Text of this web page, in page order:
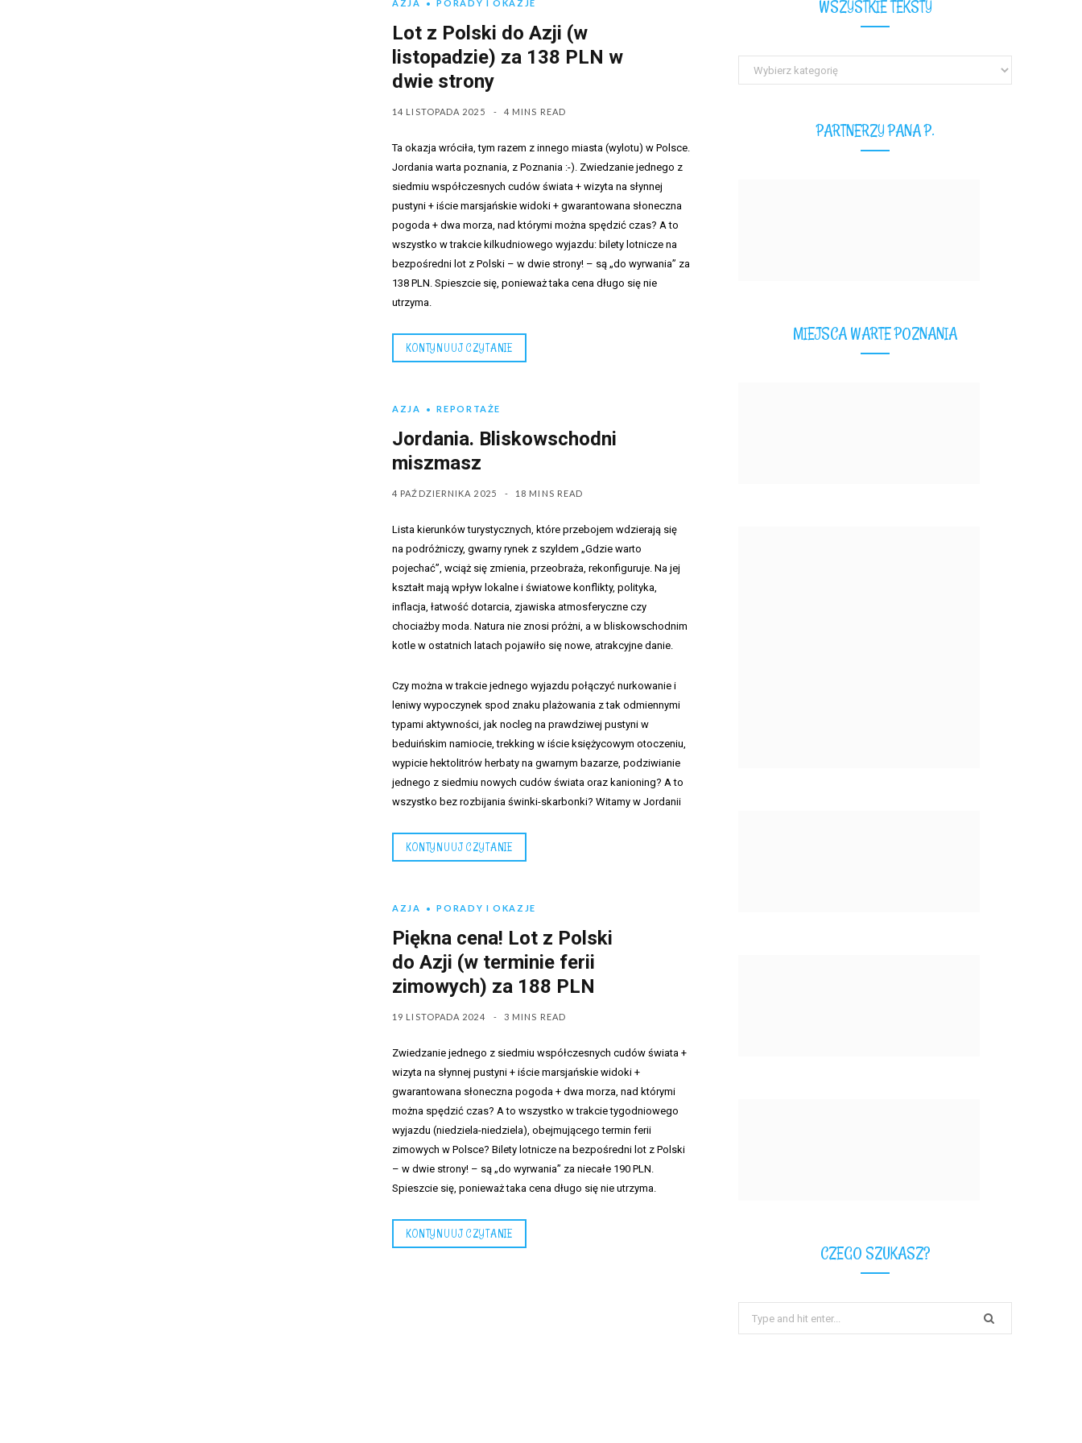
AZJA PORADY I OKAZJE
Lot z Polski do Azji (w
listopadzie) za 138 PLN w
dwie strony
14 LISTOPADA 2025 4 MINS READ
Ta okazja wróciła, tym razem z innego miasta (wylotu) w Polsce.
Jordania warta poznania, z Poznania :-). Zwiedzanie jednego z
siedmiu współczesnych cudów świata + wizyta na słynnej
pustyni + iście marsjańskie widoki + gwarantowana słoneczna
pogoda + dwa morza, nad którymi można spędzić czas? A to
wszystko w trakcie kilkudniowego wyjazdu: bilety lotnicze na
bezpośredni lot z Polski – w dwie strony! – są „do wyrwania” za
138 PLN. Spieszcie się, ponieważ taka cena długo się nie
utrzyma.
KONTYNUUJ CZYTANIE
AZJA REPORTAŻE
Jordania. Bliskowschodni
miszmasz
4 PAŹDZIERNIKA 2025 18 MINS READ
Lista kierunków turystycznych, które przebojem wdzierają się
na podróżniczy, gwarny rynek z szyldem „Gdzie warto
pojechać”, wciąż się zmienia, przeobraża, rekonfiguruje. Na jej
kształt mają wpływ lokalne i światowe konflikty, polityka,
inflacja, łatwość dotarcia, zjawiska atmosferyczne czy
chociażby moda. Natura nie znosi próżni, a w bliskowschodnim
kotle w ostatnich latach pojawiło się nowe, atrakcyjne danie.
Czy można w trakcie jednego wyjazdu połączyć nurkowanie i
leniwy wypoczynek spod znaku plażowania z tak odmiennymi
typami aktywności, jak nocleg na prawdziwej pustyni w
beduińskim namiocie, trekking w iście księżycowym otoczeniu,
wypicie hektolitrów herbaty na gwarnym bazarze, podziwianie
jednego z siedmiu nowych cudów świata oraz kanioning? A to
wszystko bez rozbijania świnki-skarbonki? Witamy w Jordanii
KONTYNUUJ CZYTANIE
AZJA PORADY I OKAZJE
Piękna cena! Lot z Polski
do Azji (w terminie ferii
zimowych) za 188 PLN
19 LISTOPADA 2024 3 MINS READ
Zwiedzanie jednego z siedmiu współczesnych cudów świata +
wizyta na słynnej pustyni + iście marsjańskie widoki +
gwarantowana słoneczna pogoda + dwa morza, nad którymi
można spędzić czas? A to wszystko w trakcie tygodniowego
wyjazdu (niedziela-niedziela), obejmującego termin ferii
zimowych w Polsce? Bilety lotnicze na bezpośredni lot z Polski
– w dwie strony! – są „do wyrwania” za niecałe 190 PLN.
Spieszcie się, ponieważ taka cena długo się nie utrzyma.
KONTYNUUJ CZYTANIE
WSZYSTKIE TEKSTY
Wszystkie
teksty
PARTNERZY PANA P.
MIEJSCA WARTE POZNANIA
CZEGO SZUKASZ?
for: